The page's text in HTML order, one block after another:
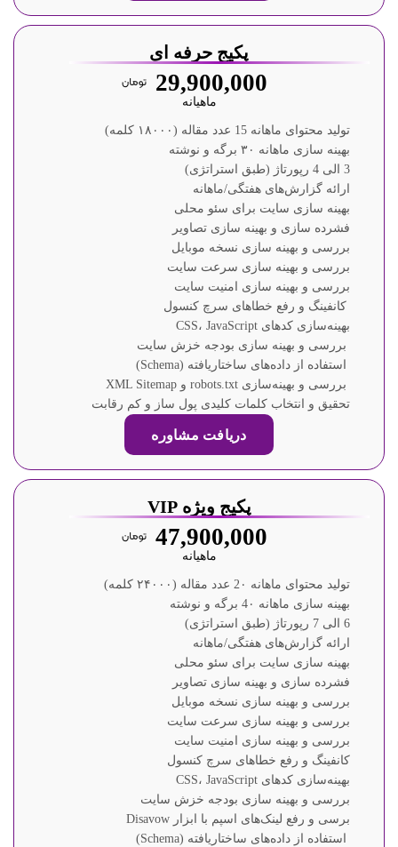
پکیج حرفه ای
29,900,000
ماهیانه
تولید محتوای ماهانه 15 عدد مقاله (۱۸۰۰۰ کلمه)
بهینه سازی ماهانه ۳۰ برگه و نوشته
3 الی 4 رپورتاژ (طبق استراتژی)
ارائه گزارش‌های هفتگی/ماهانه
بهینه سازی سایت برای سئو محلی
فشرده سازی و بهینه سازی تصاویر
بررسی و بهینه سازی نسخه موبایل
بررسی و بهینه سازی سرعت سایت
بررسی و بهینه سازی امنیت سایت
کانفینگ و رفع خطاهای سرچ کنسول
بهینه‌سازی کدهای CSS، JavaScript
بررسی و بهینه سازی بودجه خزش سایت
استفاده از داده‌های ساختاریافته (Schema)
بررسی و بهینه‌سازی robots.txt و XML Sitemap
تحقیق و انتخاب کلمات کلیدی پول ساز و کم رقابت
دریافت مشاوره
پکیج ویژه VIP
47,900,000
ماهیانه
تولید محتوای ماهانه 2۰ عدد مقاله (۲۴۰۰۰ کلمه)
بهینه سازی ماهانه 4۰ برگه و نوشته
6 الی 7 رپورتاژ (طبق استراتژی)
ارائه گزارش‌های هفتگی/ماهانه
بهینه سازی سایت برای سئو محلی
فشرده سازی و بهینه سازی تصاویر
بررسی و بهینه سازی نسخه موبایل
بررسی و بهینه سازی سرعت سایت
بررسی و بهینه سازی امنیت سایت
کانفینگ و رفع خطاهای سرچ کنسول
بهینه‌سازی کدهای CSS، JavaScript
بررسی و بهینه سازی بودجه خزش سایت
برسی و رفع لینک‌های اسپم با ابزار Disavow
استفاده از داده‌های ساختاریافته (Schema)